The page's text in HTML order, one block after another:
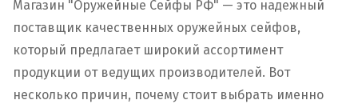
Магазин "Оружейные Сейфы РФ" — это надежный
поставщик качественных оружейных сейфов,
который предлагает широкий ассортимент
продукции от ведущих производителей. Вот
несколько причин, почему стоит выбрать именно